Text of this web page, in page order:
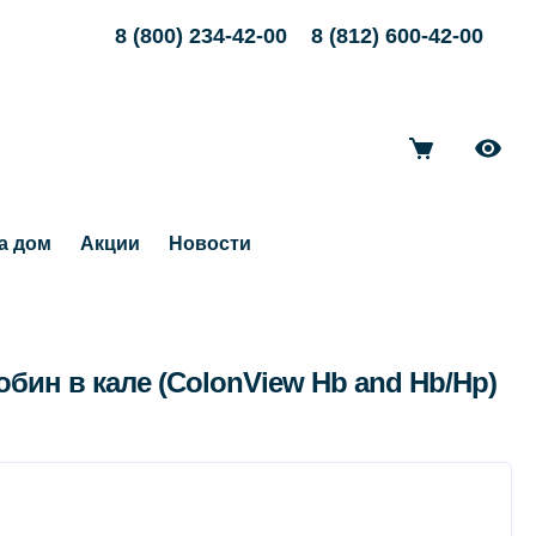
8 (800) 234-42-00 8 (812) 600-42-00
дом Акции Новости
в кале (ColonView Hb and Hb/Hp)